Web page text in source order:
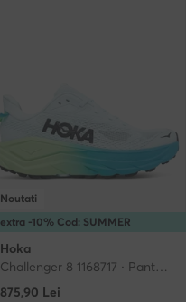
extra -10% Cod: SUMMER
Noutati
Hoka
Challenger 8 1168717 · Pantofi pentru alergare
875,90 Lei